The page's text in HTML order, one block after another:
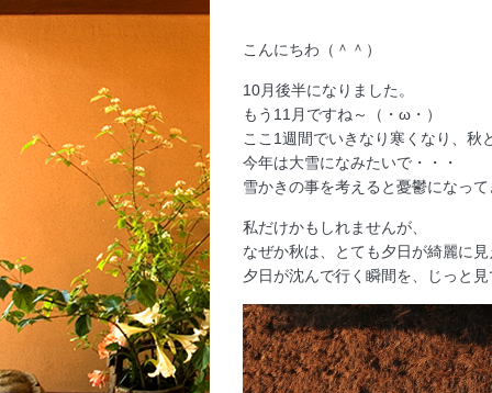
こんにちわ（＾＾）
10月後半になりました。
もう11月ですね～（・ω・）
ここ1週間でいきなり寒くなり、秋
今年は大雪になみたいで・・・
雪かきの事を考えると憂鬱になっ
私だけかもしれませんが、
なぜか秋は、とても夕日が綺麗に
夕日が沈んで行く瞬間を、じっと